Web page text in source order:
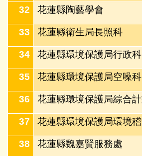
32 花蓮縣陶藝學會
33 花蓮縣衛生局長照科
34 花蓮縣環境保護局行政科
35 花蓮縣環境保護局空噪科
36 花蓮縣環境保護局綜合
37 花蓮縣環境保護局環境
38 花蓮縣魏嘉賢服務處